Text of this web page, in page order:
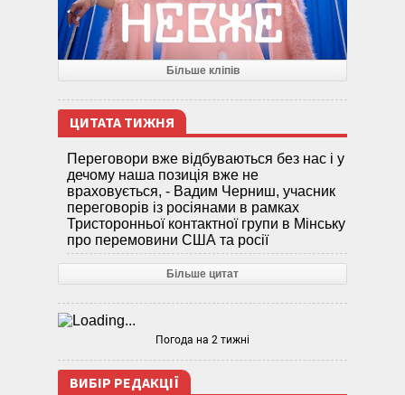
Більше кліпів
ЦИТАТА ТИЖНЯ
Переговори вже відбуваються без нас і у
дечому наша позиція вже не
враховується, - Вадим Черниш, учасник
переговорів із росіянами в рамках
Тристоронньої контактної групи в Мінську
про перемовини США та росії
Більше цитат
Погода на 2 тижні
ВИБІР РЕДАКЦІЇ